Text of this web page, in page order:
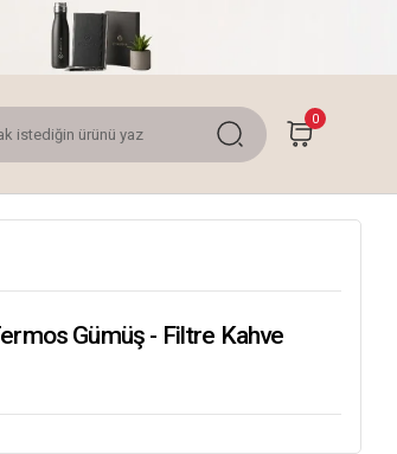
0
Gümüş - Filtre Kahve